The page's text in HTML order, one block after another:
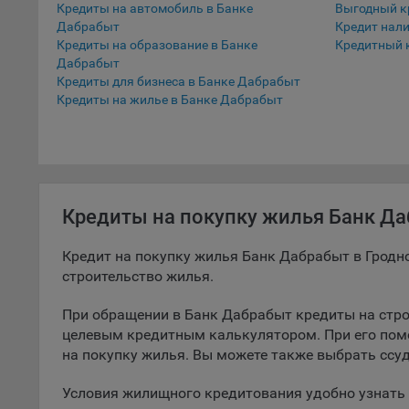
5.1.
9.2.
Кредиты на автомобиль в Банке
Дабрабыт
Кредиты на образование в Банке
Дабрабыт
Кредиты для бизнеса в Банке Дабрабыт
Кредиты на жилье в Банке Дабрабыт
Выгодный
Кредит
Кредитный
Кредиты на покупку жилья Банк
Кредит на покупку жилья Банк Дабрабыт в
строительство жилья.
При обращении в Банк Дабрабыт кредиты на
целевым кредитным калькулятором. При его
на покупку жилья. Вы можете также выбрать
Условия жилищного кредитования удобно